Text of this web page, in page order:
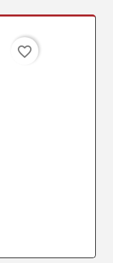
favorite_border